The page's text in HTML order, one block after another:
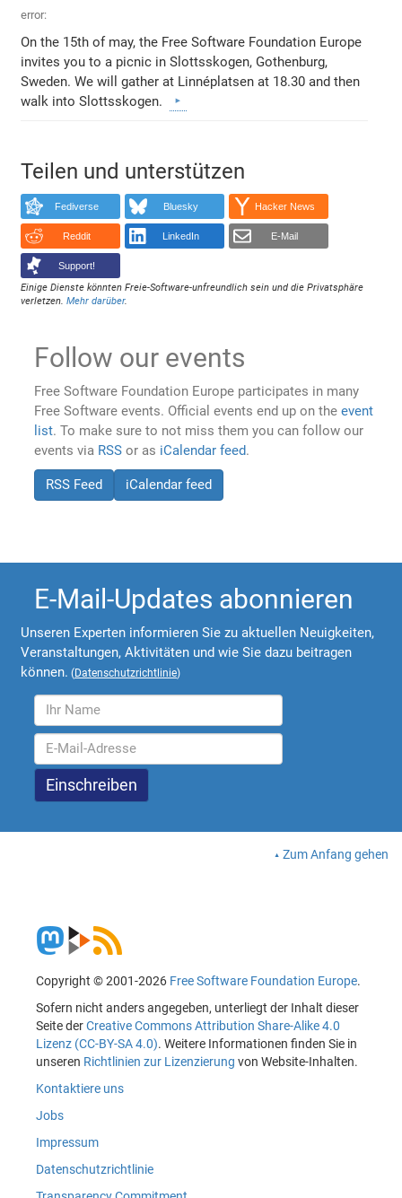
error:
On the 15th of may, the Free Software Foundation Europe
invites you to a picnic in Slottsskogen, Gothenburg,
Sweden. We will gather at Linnéplatsen at 18.30 and then
walk into Slottsskogen.
Teilen und unterstützen
Fediverse Bluesky Hacker News
Reddit LinkedIn E-Mail
Support!
Einige Dienste könnten Freie-Software-unfreundlich sein und die Privatsphäre
verletzen.Mehr darüber.
Follow our events
Free Software Foundation Europe participates in many
Free Software events. Official events end up on theevent
list. To make sure to not miss them you can follow our
events via RSS or as iCalendar feed.
RSS Feed iCalendar feed
E-Mail-Updates abonnieren
Unseren Experten informieren Sie zu aktuellen Neuigkeiten,
Veranstaltungen, Aktivitäten und wie Sie dazu beitragen
können. (Datenschutzrichtlinie)
Zum Anfang gehen
Copyright © 2001-2026 Free Software Foundation Europe.
Sofern nicht anders angegeben, unterliegt der Inhalt dieser
Seite derCreative Commons Attribution Share-Alike 4.0
Lizenz (CC-BY-SA 4.0). Weitere Informationen finden Sie in
unseren Richtlinien zur Lizenzierung von Website-Inhalten.
Kontaktiere uns
Jobs
Impressum
Datenschutzrichtlinie